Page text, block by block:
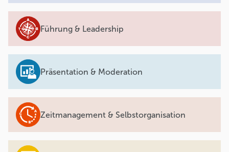
Führung & Leadership
Präsentation & Moderation
Zeitmanagement & Selbstorganisation